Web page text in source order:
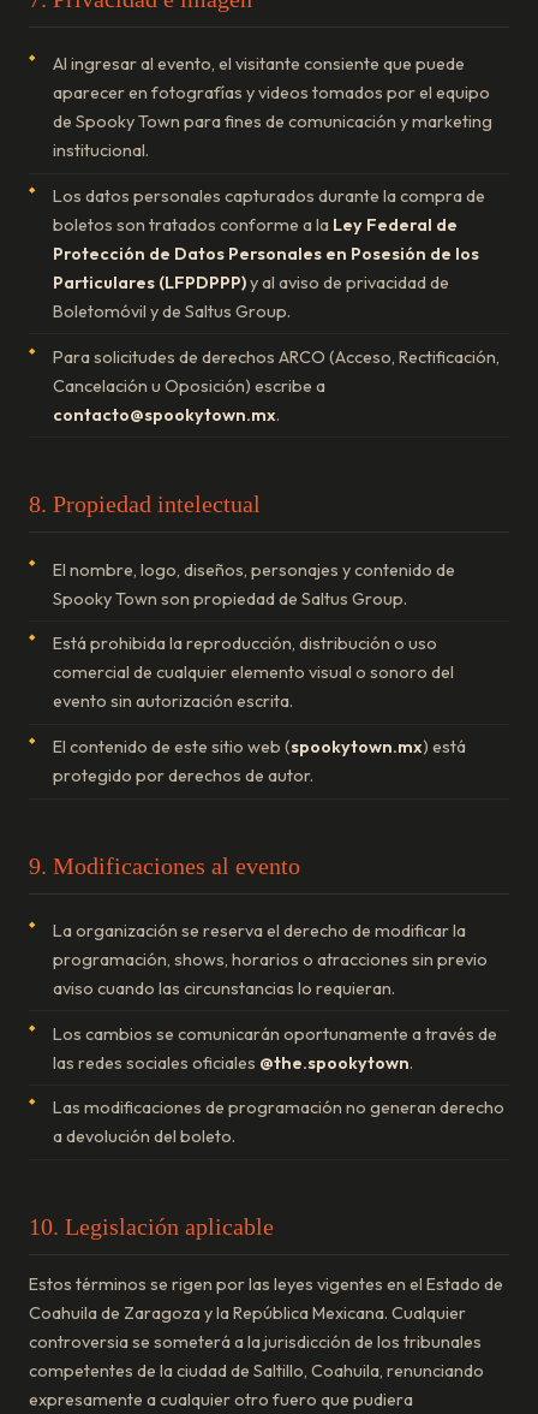
Al ingresar al evento, el visitante consiente que puede
aparecer en fotografías y videos tomados por el equipo
de Spooky Town para fines de comunicación y marketing
institucional.
Los datos personales capturados durante la compra de
boletos son tratados conforme a la Ley Federal de
Protección de Datos Personales en Posesión de los
Particulares (LFPDPPP)y al aviso de privacidad de
Boletomóvil y de Saltus Group.
Para solicitudes de derechos ARCO (Acceso, Rectificación,
Cancelación u Oposición) escribe a
contacto@spookytown.mx.
8. Propiedad intelectual
El nombre, logo, diseños, personajes y contenido de
Spooky Town son propiedad de Saltus Group.
Está prohibida la reproducción, distribución o uso
comercial de cualquier elemento visual o sonoro del
evento sin autorización escrita.
El contenido de este sitio web (spookytown.mx) está
protegido por derechos de autor.
9. Modificaciones al evento
La organización se reserva el derecho de modificar la
programación, shows, horarios o atracciones sin previo
aviso cuando las circunstancias lo requieran.
Los cambios se comunicarán oportunamente a través de
las redes sociales oficiales @the.spookytown.
Las modificaciones de programación no generan derecho
a devolución del boleto.
10. Legislación aplicable
Estos términos se rigen por las leyes vigentes en el Estado de
Coahuila de Zaragoza y la República Mexicana. Cualquier
controversia se someterá a la jurisdicción de los tribunales
competentes de la ciudad de Saltillo, Coahuila, renunciando
expresamente a cualquier otro fuero que pudiera